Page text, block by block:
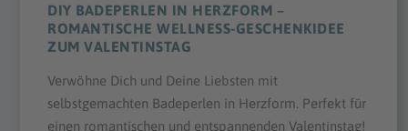
DIY BADEPERLEN IN HERZFORM –
ROMANTISCHE WELLNESS-GESCHENKIDEE
ZUM VALENTINSTAG
Verwöhne Dich und Deine Liebsten mit
selbstgemachten Badeperlen in Herzform. Perfekt für
einen romantischen und entspannenden Valentinstag!